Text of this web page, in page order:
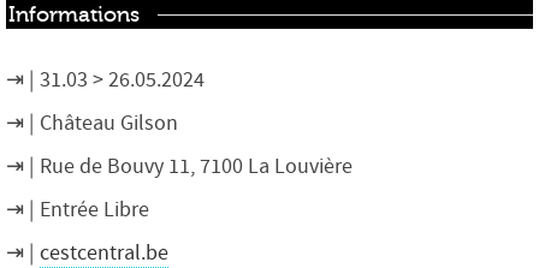
Informations
31.03 > 26.05.2024
Château Gilson
Rue de Bouvy 11, 7100 La Louvière
Entrée Libre
cestcentral.be